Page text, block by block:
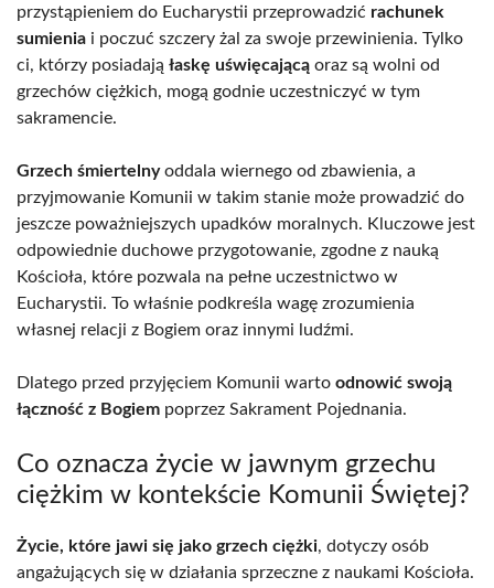
przystąpieniem do Eucharystii przeprowadzić rachunek
sumienia i poczuć szczery żal za swoje przewinienia. Tylko
ci, którzy posiadają łaskę uświęcającą oraz są wolni od
grzechów ciężkich, mogą godnie uczestniczyć w tym
sakramencie.
Grzech śmiertelnyoddala wiernego od zbawienia, a
przyjmowanie Komunii w takim stanie może prowadzić do
jeszcze poważniejszych upadków moralnych. Kluczowe jest
odpowiednie duchowe przygotowanie, zgodne z nauką
Kościoła, które pozwala na pełne uczestnictwo w
Eucharystii. To właśnie podkreśla wagę zrozumienia
własnej relacji z Bogiem oraz innymi ludźmi.
Dlatego przed przyjęciem Komunii warto odnowić swoją
łączność z Bogiem poprzez Sakrament Pojednania.
Co oznacza życie w jawnym grzechu
ciężkim w kontekście Komunii Świętej?
Życie, które jawi się jako grzech ciężki, dotyczy osób
angażujących się w działania sprzeczne z naukami Kościoła.